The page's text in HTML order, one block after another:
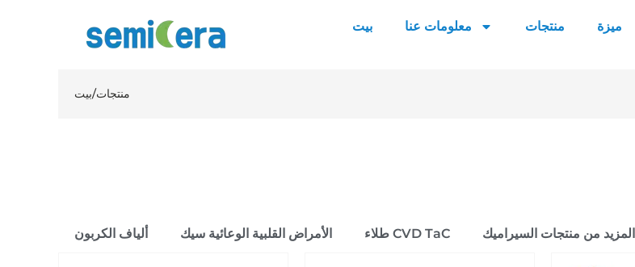
بيت معلومات عنا منتجات ميزة
بيت/منتجات
ألياف الكربون الأمراض القلبية الوعائية سيك طلاء CVD TaC المزيد من منتجات السيراميك